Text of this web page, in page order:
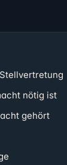
nötig ist
gehört